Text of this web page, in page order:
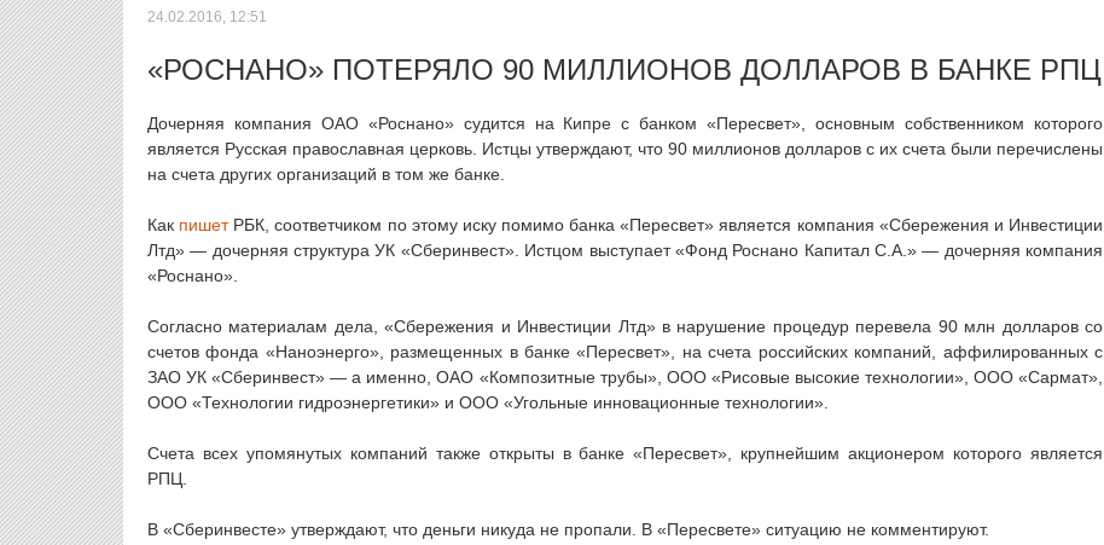
24.02.2016, 12:51
«РОСНАНО» ПОТЕРЯЛО 90 МИЛЛИОНОВ ДОЛЛАРОВ В БАНКЕ РПЦ
Дочерняя компания ОАО «Роснано» судится на Кипре с банком «Пересвет», основным собственником которого
является Русская православная церковь. Истцы утверждают, что 90 миллионов долларов с их счета были перечислены
на счета других организаций в том же банке.
Как пишетРБК, соответчиком по этому иску помимо банка «Пересвет» является компания «Сбережения и Инвестиции
Лтд» — дочерняя структура УК «Сберинвест». Истцом выступает «Фонд Роснано Капитал С.А.» — дочерняя компания
«Роснано».
Согласно материалам дела, «Сбережения и Инвестиции Лтд» в нарушение процедур перевела 90 млн долларов со
счетов фонда «Наноэнерго», размещенных в банке «Пересвет», на счета российских компаний, аффилированных с
ЗАО УК «Сберинвест» — а именно, ОАО «Композитные трубы», ООО «Рисовые высокие технологии», ООО «Сармат»,
ООО «Технологии гидроэнергетики» и ООО «Угольные инновационные технологии».
Счета всех упомянутых компаний также открыты в банке «Пересвет», крупнейшим акционером которого является
РПЦ.
В «Сберинвесте» утверждают, что деньги никуда не пропали. В «Пересвете» ситуацию не комментируют.